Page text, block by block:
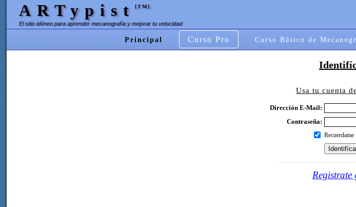
ARTypist[TM]
El sitio idóneo para aprender mecanografía y mejorar tu velocidad
Principal Curso Pro Curso Básico de
Usa tu cuenta
Dirección E-Mail:
Contraseña:
Recuerdame
Registrate